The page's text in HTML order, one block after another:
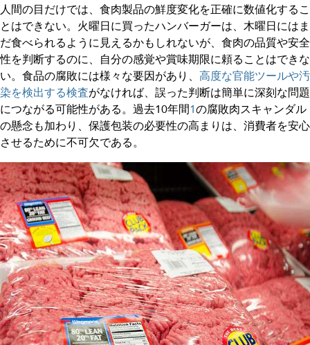
人間の目だけでは、食肉製品の鮮度変化を正確に数値化するこ
とはできない。火曜日に買ったハンバーガーは、木曜日にはま
だ食べられるように見えるかもしれないが、食肉の品質や安全
性を判断するのに、自分の感覚や賞味期限に頼ることはできな
い。食品の腐敗には様々な要因があり、 高度な官能ツールや汚
染を検出する検査がなければ、誤った判断は簡単に深刻な問題
につながる可能性がある。過去10年間1の腐敗肉スキャンダル
の懸念も加わり、保護包装の必要性の高まりは、消費者を安心
させるために不可欠である。